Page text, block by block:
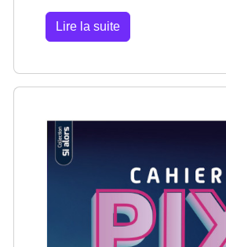
Lire la suite